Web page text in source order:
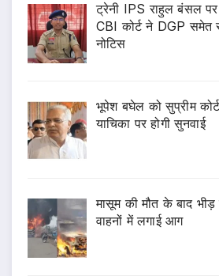
ट्रेनी IPS राहुल बंसल
CBI कोर्ट ने DGP समेत
नोटिस
भूपेश बघेल को सुप्रीम
याचिका पर होगी सुनवाई
मासूम की मौत के बाद
वाहनों में लगाई आग